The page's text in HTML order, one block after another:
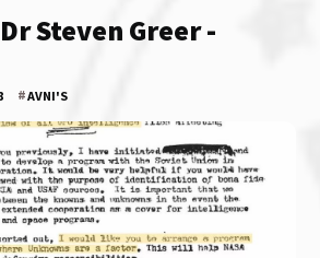
Steven Greer -
#AVNI'S